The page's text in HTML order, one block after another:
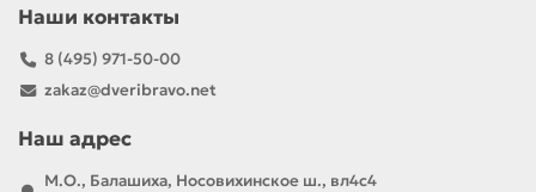
Наши контакты
8 (495) 971-50-00
zakaz@dveribravo.net
Наш адрес
М.О., Балашиха, Носовихинское ш., вл4с4